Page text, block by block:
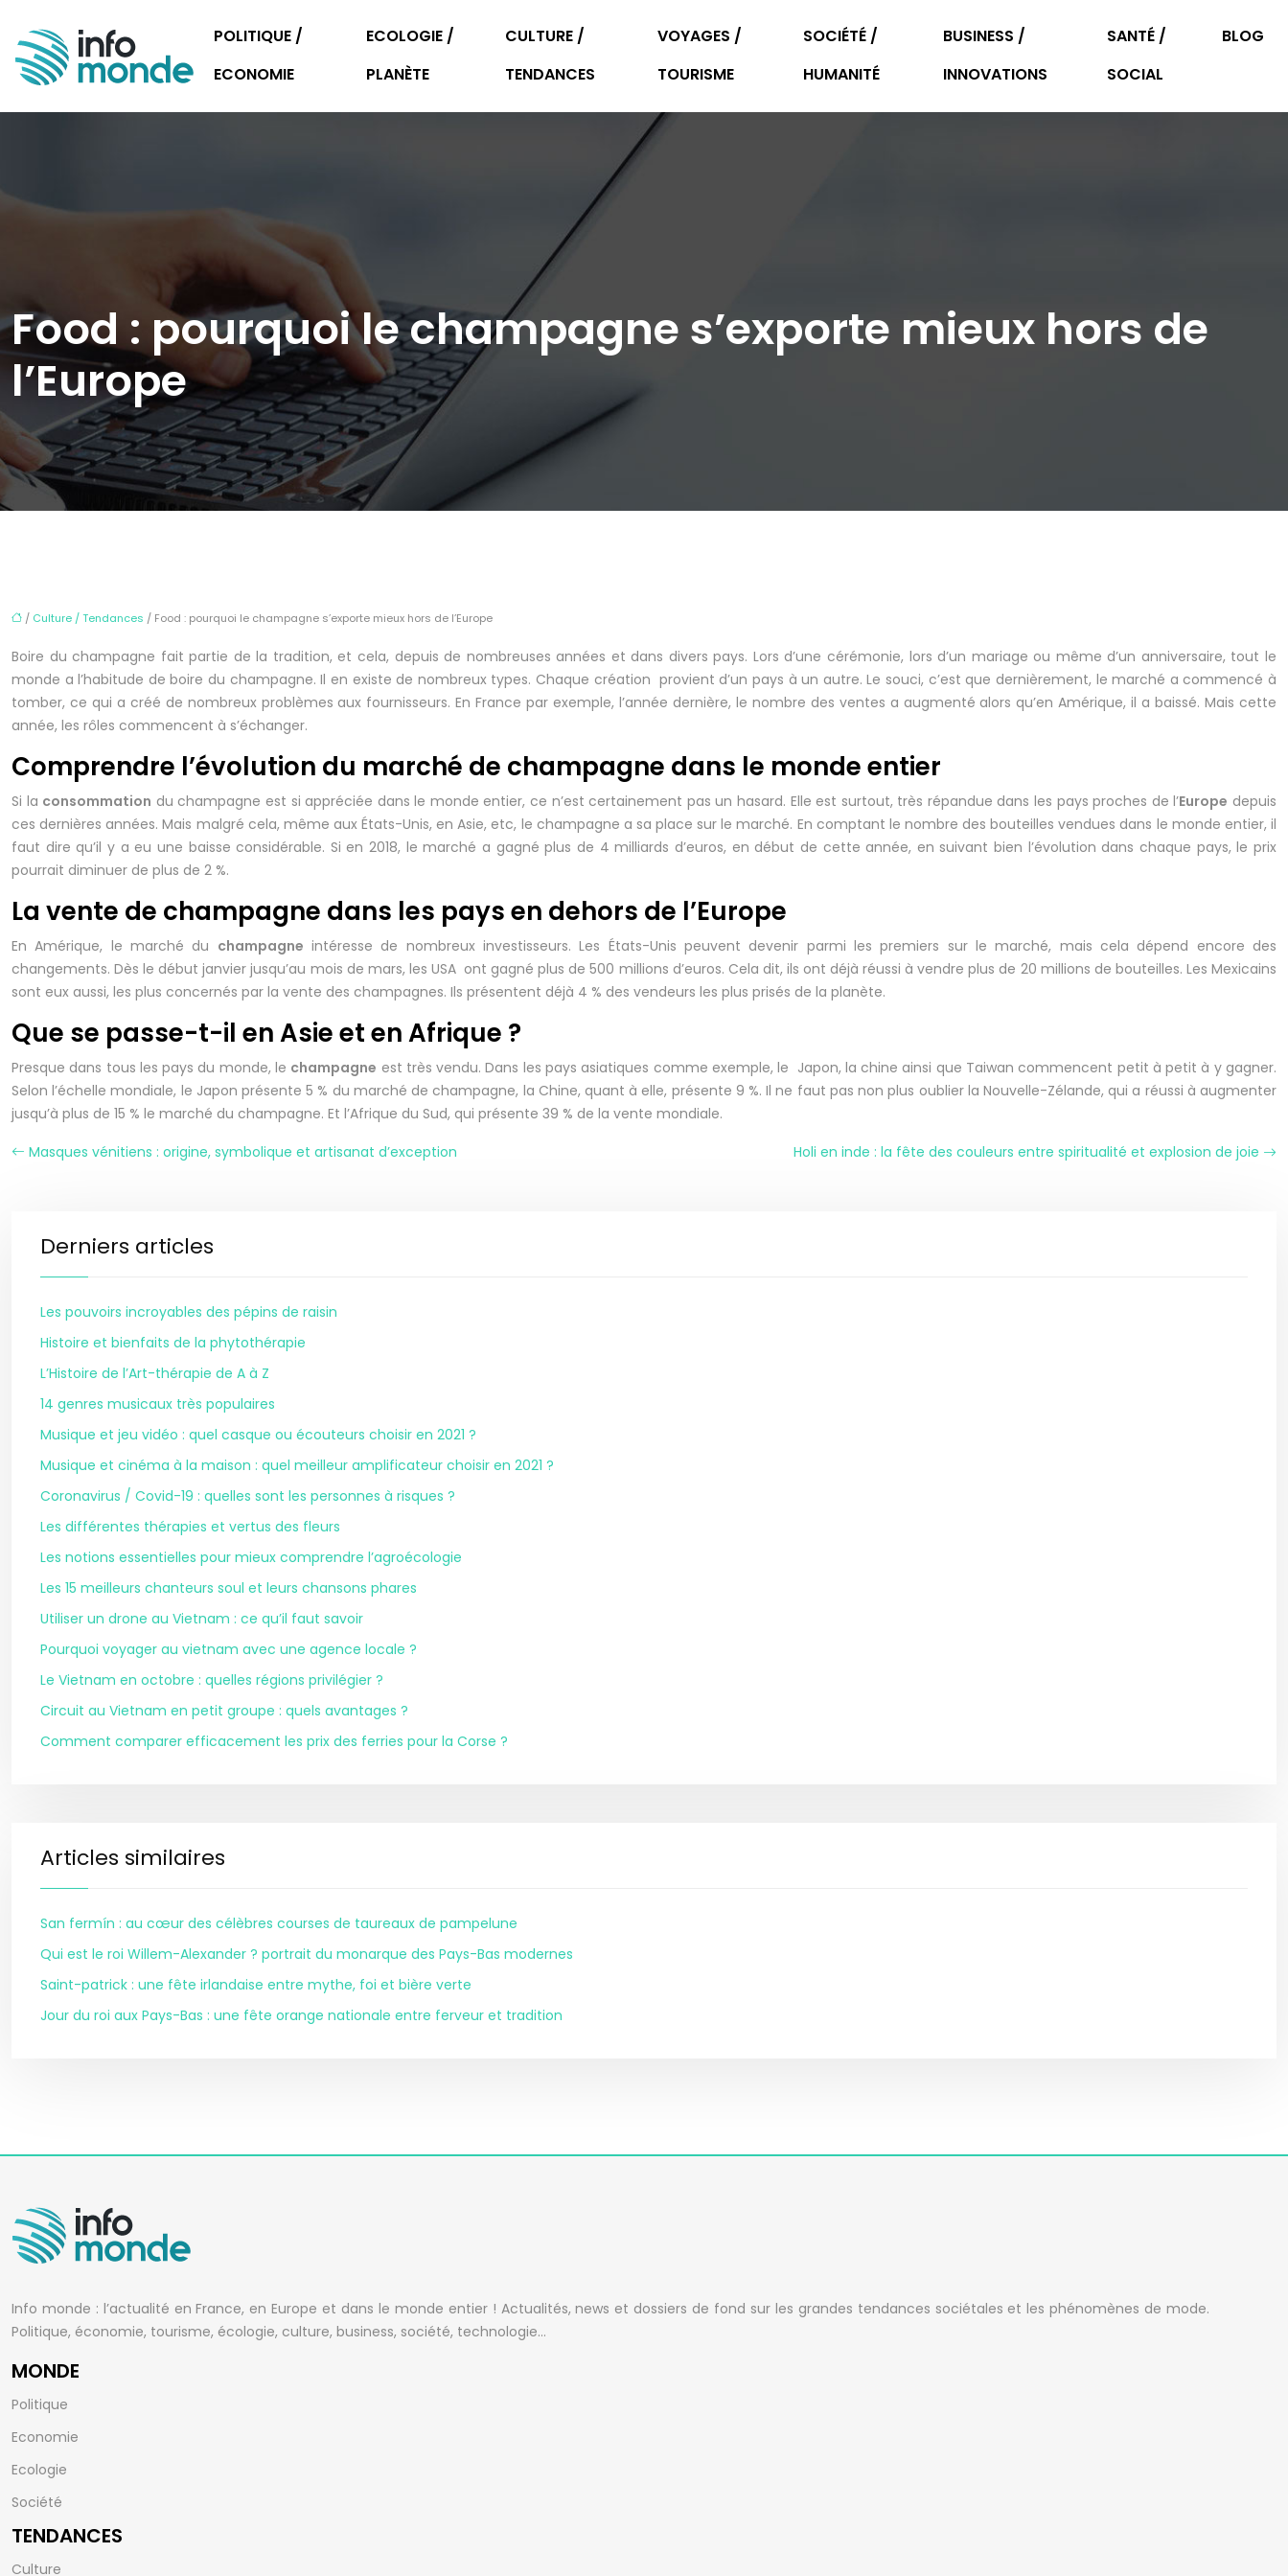
POLITIQUE /
ECONOMIE
ECOLOGIE /
PLANÈTE
CULTURE /
TENDANCES
VOYAGES /
TOURISME
SOCIÉTÉ /
HUMANITÉ
BUSINESS /
INNOVATIONS
SANTÉ /
SOCIAL
BLOG
Food : pourquoi le champagne s’exporte mieux hors de
l’Europe
/ Culture / Tendances / Food : pourquoi le champagne s’exporte mieux hors de l’Europe
Boire du champagne fait partie de la tradition, et cela, depuis de nombreuses années et dans divers pays. Lors d’une cérémonie, lors d’un mariage ou même d’un anniversaire, tout le
monde a l’habitude de boire du champagne. Il en existe de nombreux types. Chaque création provient d’un pays à un autre. Le souci, c’est que dernièrement, le marché a commencé à
tomber, ce qui a créé de nombreux problèmes aux fournisseurs. En France par exemple, l’année dernière, le nombre des ventes a augmenté alors qu’en Amérique, il a baissé. Mais cette
année, les rôles commencent à s’échanger.
Comprendre l’évolution du marché de champagne dans le monde entier
Si la consommation du champagne est si appréciée dans le monde entier, ce n’est certainement pas un hasard. Elle est surtout, très répandue dans les pays proches de l’Europe depuis
ces dernières années. Mais malgré cela, même aux États-Unis, en Asie, etc, le champagne a sa place sur le marché. En comptant le nombre des bouteilles vendues dans le monde entier, il
faut dire qu’il y a eu une baisse considérable. Si en 2018, le marché a gagné plus de 4 milliards d’euros, en début de cette année, en suivant bien l’évolution dans chaque pays, le prix
pourrait diminuer de plus de 2 %.
La vente de champagne dans les pays en dehors de l’Europe
En Amérique, le marché du champagne intéresse de nombreux investisseurs. Les États-Unis peuvent devenir parmi les premiers sur le marché, mais cela dépend encore des
changements. Dès le début janvier jusqu’au mois de mars, les USA ont gagné plus de 500 millions d’euros. Cela dit, ils ont déjà réussi à vendre plus de 20 millions de bouteilles. Les Mexicains
sont eux aussi, les plus concernés par la vente des champagnes. Ils présentent déjà 4 % des vendeurs les plus prisés de la planète.
Que se passe-t-il en Asie et en Afrique ?
Presque dans tous les pays du monde, le champagne est très vendu. Dans les pays asiatiques comme exemple, le Japon, la chine ainsi que Taiwan commencent petit à petit à y gagner.
Selon l’échelle mondiale, le Japon présente 5 % du marché de champagne, la Chine, quant à elle, présente 9 %. Il ne faut pas non plus oublier la Nouvelle-Zélande, qui a réussi à augmenter
jusqu’à plus de 15 % le marché du champagne. Et l’Afrique du Sud, qui présente 39 % de la vente mondiale.
Masques vénitiens : origine, symbolique et artisanat d’exception
Holi en inde : la fête des couleurs entre spiritualité et explosion de joie
Derniers articles
Les pouvoirs incroyables des pépins de raisin
Histoire et bienfaits de la phytothérapie
L’Histoire de l’Art-thérapie de A à Z
14 genres musicaux très populaires
Musique et jeu vidéo : quel casque ou écouteurs choisir en 2021 ?
Musique et cinéma à la maison : quel meilleur amplificateur choisir en 2021 ?
Coronavirus / Covid-19 : quelles sont les personnes à risques ?
Les différentes thérapies et vertus des fleurs
Les notions essentielles pour mieux comprendre l’agroécologie
Les 15 meilleurs chanteurs soul et leurs chansons phares
Utiliser un drone au Vietnam : ce qu’il faut savoir
Pourquoi voyager au vietnam avec une agence locale ?
Le Vietnam en octobre : quelles régions privilégier ?
Circuit au Vietnam en petit groupe : quels avantages ?
Comment comparer efficacement les prix des ferries pour la Corse ?
Articles similaires
San fermín : au cœur des célèbres courses de taureaux de pampelune
Qui est le roi Willem-Alexander ? portrait du monarque des Pays-Bas modernes
Saint-patrick : une fête irlandaise entre mythe, foi et bière verte
Jour du roi aux Pays-Bas : une fête orange nationale entre ferveur et tradition
Info monde : l’actualité en France, en Europe et dans le monde entier ! Actualités, news et dossiers de fond sur les grandes tendances sociétales et les phénomènes de mode.
Politique, économie, tourisme, écologie, culture, business, société, technologie…
MONDE
Politique
Economie
Ecologie
Société
TENDANCES
Culture